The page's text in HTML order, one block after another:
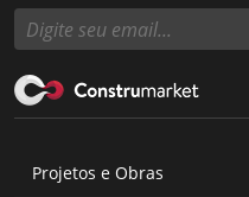
Projetos e Obras